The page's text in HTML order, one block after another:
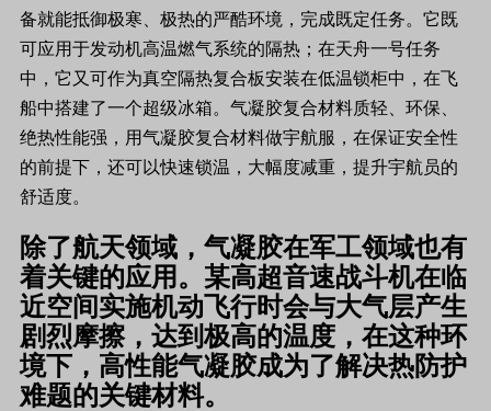
备就能抵御极寒、极热的严酷环境，完成既定任务。它既
可应用于发动机高温燃气系统的隔热；在天舟一号任务
中，它又可作为真空隔热复合板安装在低温锁柜中，在飞
船中搭建了一个超级冰箱。气凝胶复合材料质轻、环保、
绝热性能强，用气凝胶复合材料做宇航服，在保证安全性
的前提下，还可以快速锁温，大幅度减重，提升宇航员的
舒适度。
除了航天领域，气凝胶在军工领域也有
着关键的应用。某高超音速战斗机在临
近空间实施机动飞行时会与大气层产生
剧烈摩擦，达到极高的温度，在这种环
境下，高性能气凝胶成为了解决热防护
难题的关键材料。